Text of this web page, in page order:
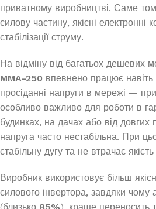
приватному виробництві. Саме
силову частину, якісні електронні
стабілізації струму.
На відміну від багатьох дешевих
MMA-250 впевнено працює
просіданні напруги в мережі —
особливо важливо для роботи в
будинках, на дачах або від довгих
напруга часто нестабільна. При
стабільну дугу та не втрачає
Виробник використовує більш
силового інвертора, завдяки